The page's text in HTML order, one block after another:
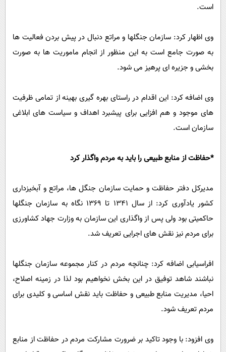
است.
وی اظهار کرد: سازمان جنگلها و مراتع دنبال در پیش بردن فعالیت ها
به صورت جامع است به این منظور از انجام ماموریت ها به صورت
بخشی و جزیره ای پرهیز می شود.
وی اضافه کرد: این اقدام در راستای بهره گیری بهینه از تمامی ظرفیت
های موجود و هم افزایی برای پیشبرد اهداف و سیاست های ابلاغی
سازمان است.
*حفاظت از منابع طبیعی را باید به مردم واگذار کرد
مدیرکل دفتر حفاظت و حمایت سازمان جنگل ها، مراتع و آبخیزداری
کشور یادآوری کرد: از سال 1341 تا 1369 نگاه به سازمان جنگلها
حاکمیتی بود ولی پس از واگذاری این سازمان به وزارت جهاد کشاورزی
برای مردم نیز نقش های اجرایی تعریف شد.
افراسیابی اضافه کرد: چنانچه مردم در کنار مجموعه سازمان جنگلها
نباشند شاهد توفیق در این بخش نخواهیم بود لذا در زمینه اصلاح،
احیا، مدیریت منابع طبیعی و حفاظت باید نقش اساسی و کلیدی برای
مردم تعریف شود.
وی افزود: با وجود تاکید بر ضرورت مشارکت مردم در حفاظت از منابع